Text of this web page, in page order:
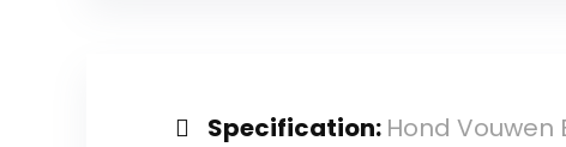
Specification: Hond